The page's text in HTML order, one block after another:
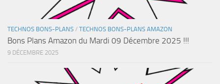
TECHNOS BONS-PLANS / TECHNOS BONS-PLANS AMAZON
Bons Plans Amazon du Mardi 09 Décembre 2025 !!!
9 DÉCEMBRE 2025